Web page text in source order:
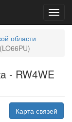
области
- RW4WE
Карта связей